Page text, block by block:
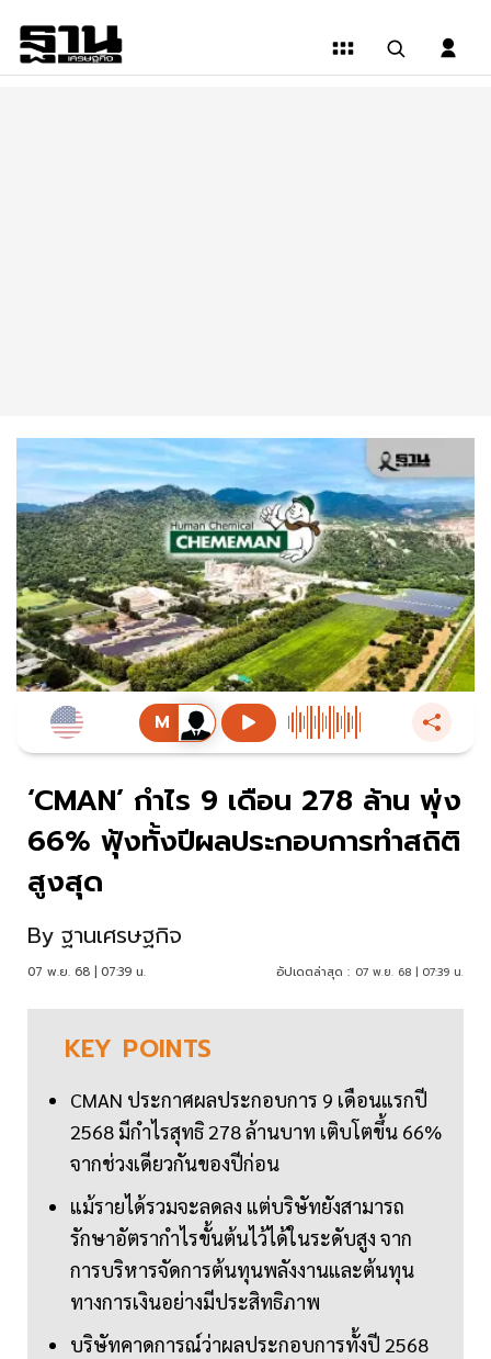
‘CMAN’ กำไร 9 เดือน 278 ล้าน พุ่ง
66% ฟุ้งทั้งปีผลประกอบการทำสถิติ
สูงสุด
By ฐานเศรษฐกิจ
07 พ.ย. 68 | 07:39 น. อัปเดตล่าสุด : 07 พ.ย. 68 | 07:39 น.
KEY POINTS
CMAN ประกาศผลประกอบการ 9 เดือนแรกปี
2568 มีกำไรสุทธิ 278 ล้านบาท เติบโตขึ้น 66%
จากช่วงเดียวกันของปีก่อน
แม้รายได้รวมจะลดลง แต่บริษัทยังสามารถ
รักษาอัตรากำไรขั้นต้นไว้ได้ในระดับสูง จาก
การบริหารจัดการต้นทุนพลังงานและต้นทุน
ทางการเงินอย่างมีประสิทธิภาพ
บริษัทคาดการณ์ว่าผลประกอบการทั้งปี 2568